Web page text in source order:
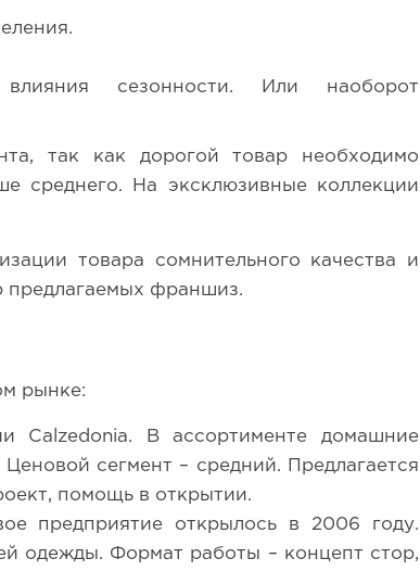
сезонности. Или наоборот
так как дорогой товар необходимо
среднего. На эксклюзивные коллекции
товара сомнительного качества и
предлагаемых франшиз.
рынке:
Calzedonia. В ассортименте домашние
сегмент – средний. Предлагается
помощь в открытии.
предприятие открылось в 2006 году.
одежды. Формат работы – концепт стор,